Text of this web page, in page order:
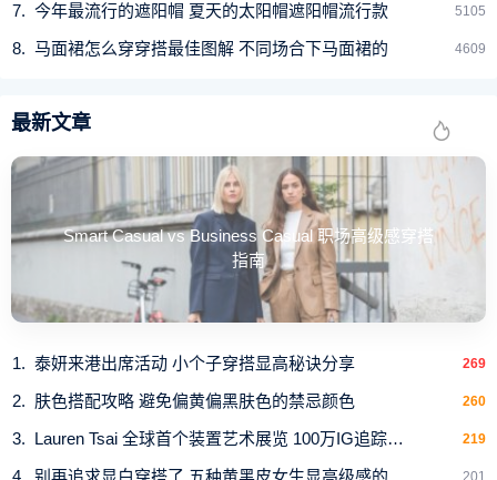
货，往往以吃交友是最能真诚待人的一种方式。在美食面前
迈不动脚步，和他们在一起吃饭秀色可餐，自己也会变得有
这样真实的日常感会让你们的相处更放松惬意，烦恼相对也
会更多一些，如果有什么解决不了的事情，一顿火锅或者两
顿美食就能重新焕发笑颜。
给人安全感
今年最流行的遮阳帽 夏天的太阳帽遮阳帽流行款 5105
马面裙怎么穿穿搭最佳图解 不同场合下马面裙的 4609
最新文章
Smart Casual vs Business Casual 职场高级感穿搭
指南
泰妍来港出席活动 小个子穿搭显高秘诀分享 269
肤色搭配攻略 避免偏黄偏黑肤色的禁忌颜色 260
Lauren Tsai 全球首个装置艺术展览 100万IG追踪混血 219
别再追求显白穿搭了 五种黄黑皮女生显高级感的 201